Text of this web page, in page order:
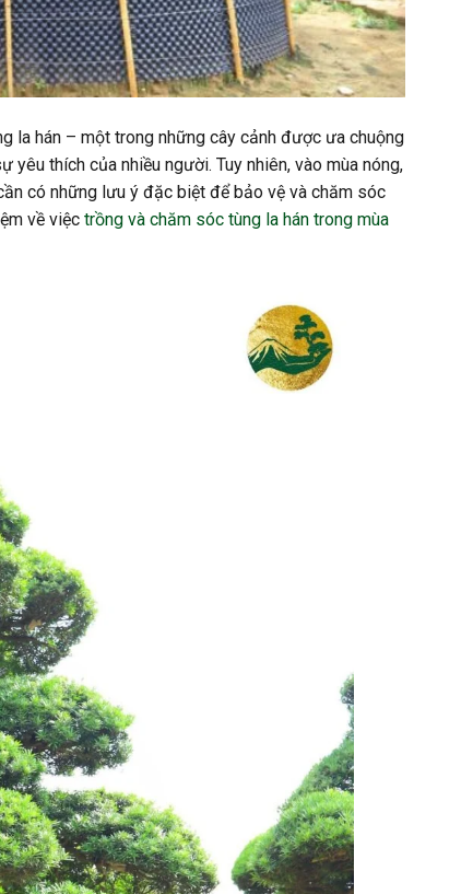
la hán – một trong những cây cảnh được ưa chuộng
thích của nhiều người. Tuy nhiên, vào mùa nóng,
có những lưu ý đặc biệt để bảo vệ và chăm sóc
về việc trồng và chăm sóc tùng la hán trong mùa